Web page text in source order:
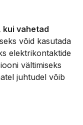
kui vahetad
võid kasutada
elektrikontaktide
vältimiseks
juhtudel võib